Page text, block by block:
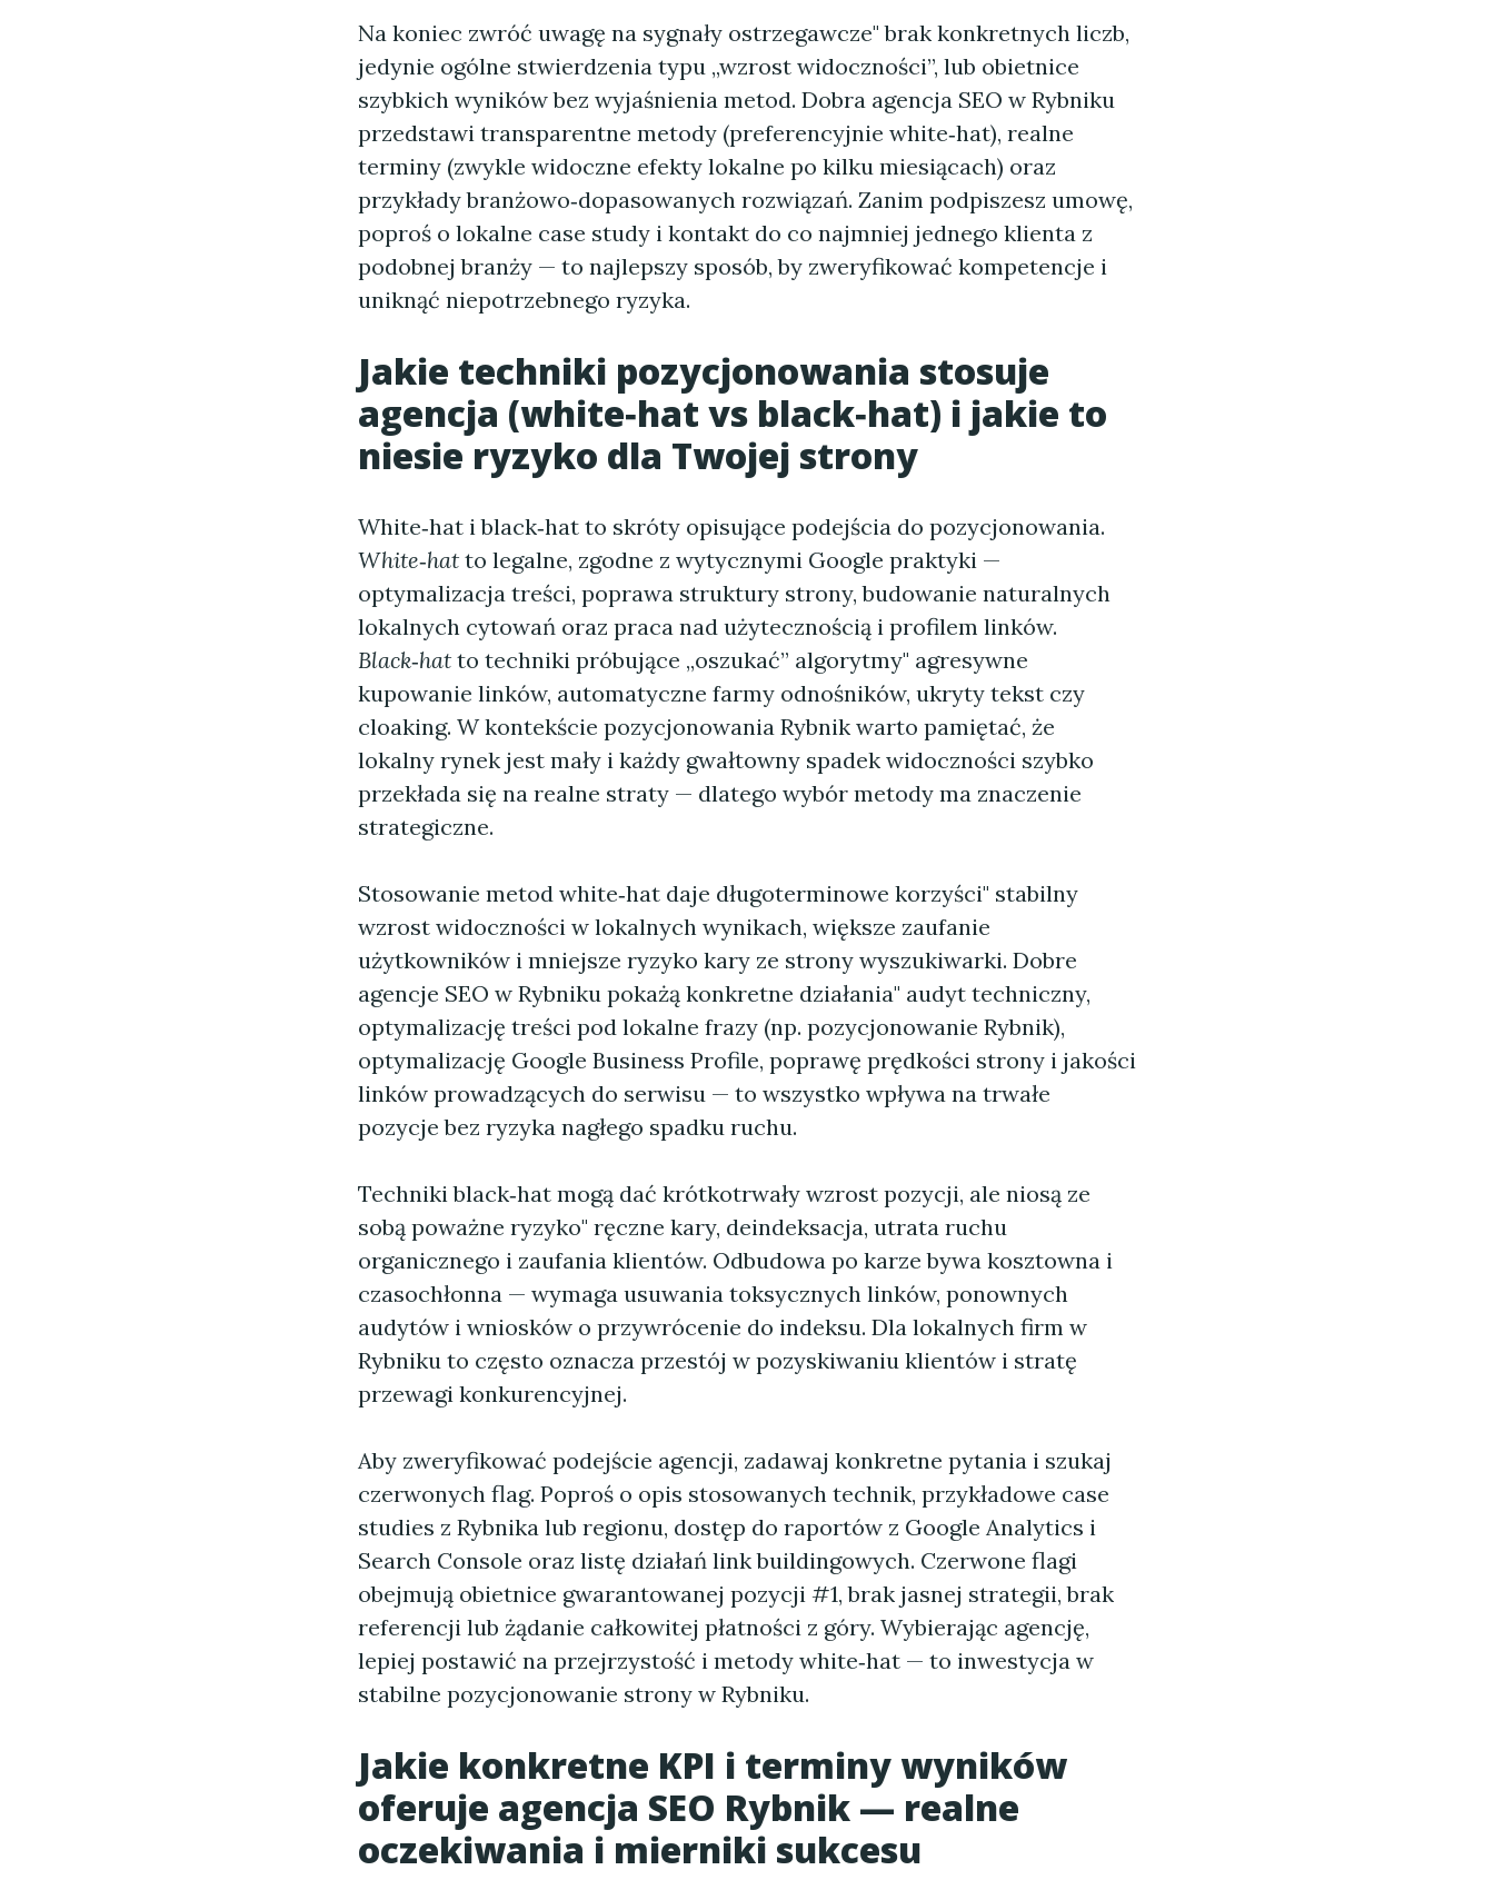
Na koniec zwróć uwagę na sygnały ostrzegawcze" brak konkretnych liczb,
jedynie ogólne stwierdzenia typu „wzrost widoczności”, lub obietnice
szybkich wyników bez wyjaśnienia metod. Dobra agencja SEO w Rybniku
przedstawi transparentne metody (preferencyjnie white‑hat), realne
terminy (zwykle widoczne efekty lokalne po kilku miesiącach) oraz
przykłady branżowo‑dopasowanych rozwiązań. Zanim podpiszesz umowę,
poproś o lokalne case study i kontakt do co najmniej jednego klienta z
podobnej branży — to najlepszy sposób, by zweryfikować kompetencje i
uniknąć niepotrzebnego ryzyka.
Jakie techniki pozycjonowania stosuje
agencja (white‑hat vs black‑hat) i jakie to
niesie ryzyko dla Twojej strony
White‑hat i black‑hat to skróty opisujące podejścia do pozycjonowania.
White‑hat to legalne, zgodne z wytycznymi Google praktyki —
optymalizacja treści, poprawa struktury strony, budowanie naturalnych
lokalnych cytowań oraz praca nad użytecznością i profilem linków.
Black‑hat to techniki próbujące „oszukać” algorytmy" agresywne
kupowanie linków, automatyczne farmy odnośników, ukryty tekst czy
cloaking. W kontekście pozycjonowania Rybnik warto pamiętać, że
lokalny rynek jest mały i każdy gwałtowny spadek widoczności szybko
przekłada się na realne straty — dlatego wybór metody ma znaczenie
strategiczne.
Stosowanie metod white‑hat daje długoterminowe korzyści" stabilny
wzrost widoczności w lokalnych wynikach, większe zaufanie
użytkowników i mniejsze ryzyko kary ze strony wyszukiwarki. Dobre
agencje SEO w Rybniku pokażą konkretne działania" audyt techniczny,
optymalizację treści pod lokalne frazy (np. pozycjonowanie Rybnik),
optymalizację Google Business Profile, poprawę prędkości strony i jakości
linków prowadzących do serwisu — to wszystko wpływa na trwałe
pozycje bez ryzyka nagłego spadku ruchu.
Techniki black‑hat mogą dać krótkotrwały wzrost pozycji, ale niosą ze
sobą poważne ryzyko" ręczne kary, deindeksacja, utrata ruchu
organicznego i zaufania klientów. Odbudowa po karze bywa kosztowna i
czasochłonna — wymaga usuwania toksycznych linków, ponownych
audytów i wniosków o przywrócenie do indeksu. Dla lokalnych firm w
Rybniku to często oznacza przestój w pozyskiwaniu klientów i stratę
przewagi konkurencyjnej.
Aby zweryfikować podejście agencji, zadawaj konkretne pytania i szukaj
czerwonych flag. Poproś o opis stosowanych technik, przykładowe case
studies z Rybnika lub regionu, dostęp do raportów z Google Analytics i
Search Console oraz listę działań link buildingowych. Czerwone flagi
obejmują obietnice gwarantowanej pozycji #1, brak jasnej strategii, brak
referencji lub żądanie całkowitej płatności z góry. Wybierając agencję,
lepiej postawić na przejrzystość i metody white‑hat — to inwestycja w
stabilne pozycjonowanie strony w Rybniku.
Jakie konkretne KPI i terminy wyników
oferuje agencja SEO Rybnik — realne
oczekiwania i mierniki sukcesu